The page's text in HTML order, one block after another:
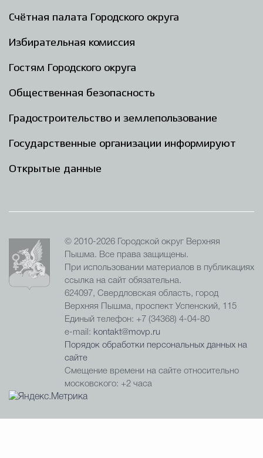
Счётная палата Городского округа
Избирательная комиссия
Гостям Городского округа
Общественная безопасность
Градостроительство и землепользование
Государственные организации информируют
Открытые данные
© 2010-2026 Городской округ Верхняя
Пышма. Все права защищены.
При использовании материалов в публикациях
ссылка на сайт обязательна.
624097, Свердловская область, город
Верхняя Пышма, проспект Успенский, 115
Единый телефон: +7 (34368) 4-04-80
e-mail: kontakt@movp.ru
Порядок обработки персональных данных на
сайте
Смещение времени на сайте относительно
московского: +2 часа